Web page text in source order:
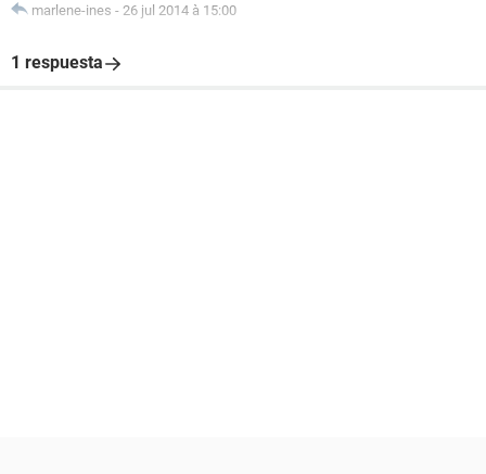
marlene-ines - 26 jul 2014 à 15:00
1 respuesta